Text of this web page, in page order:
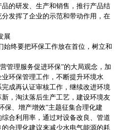
的研发、生产和销售，推行产品结
发挥了企业的示范和带动作用，在
展
始终要把环保工作放在首位，树立和
管理服务促进环保”的大局观念，加
环保管理工作，不断提升环境水
成再认证审核工作，继续改进环境
，淘汰落后生产工艺，建设环境友
保、增产增效”主题征集合理化建
合利用率，通过对设备改良、管道
合理化建议来减少水电气能源的耗